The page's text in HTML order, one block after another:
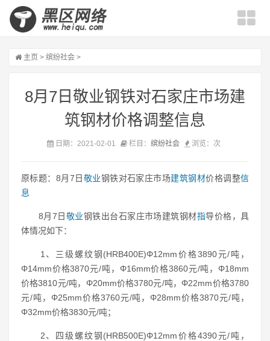
主页 > 缤纷社会 >
8月7日敬业钢铁对石家庄市场建
筑钢材价格调整信息
日期：2021-02-01 栏目： 缤纷社会 浏览： 次
原标题：8月7日 敬业钢铁对石家庄市场建筑钢材价格调整信
息
8月7日 敬业钢铁出台石家庄市场建筑钢材指导价格，具
体情况如下：
1、三级螺纹钢(HRB400E)Φ12mm价格3890元/吨，
Φ14mm价格3870元/吨，Φ16mm价格3860元/吨，Φ18mm
价格3810元/吨，Φ20mm价格3780元/吨，Φ22mm价格3780
元/吨，Φ25mm价格3760元/吨，Φ28mm价格3870元/吨，
Φ32mm价格3830元/吨；
2、四级螺纹钢(HRB500E)Φ12mm价格4390元/吨，